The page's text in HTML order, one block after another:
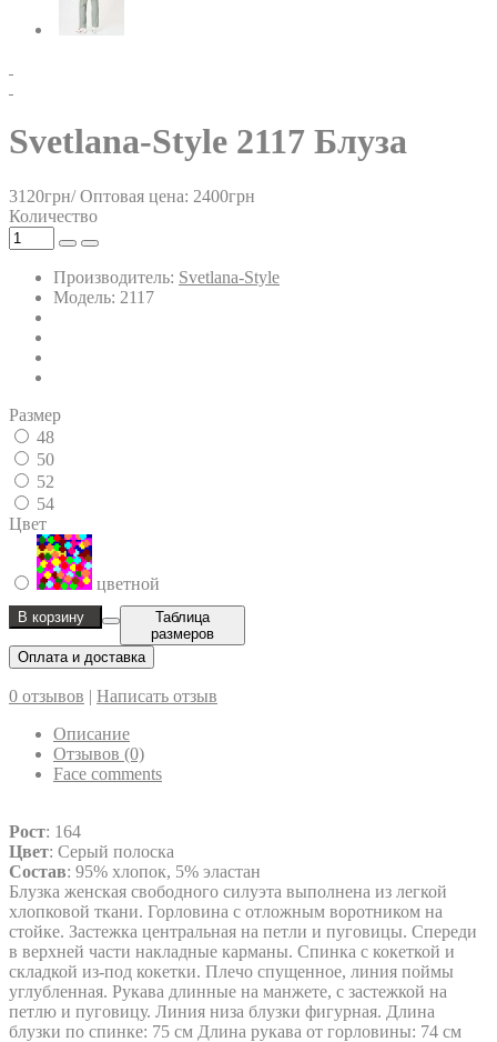
Svetlana-Style 2117 Блуза
3120грн/ Оптовая цена: 2400грн
Количество
Производитель: Svetlana-Style
Модель: 2117
Размер
48
50
52
54
Цвет
цветной
В корзину
Таблица
размеров
Оплата и доставка
0 отзывов | Написать отзыв
Описание
Отзывов (0)
Face comments
Рост: 164
Цвет: Серый полоска
Состав: 95% хлопок, 5% эластан
Блузка женская свободного силуэта выполнена из легкой
хлопковой ткани. Горловина с отложным воротником на
стойке. Застежка центральная на петли и пуговицы. Спереди
в верхней части накладные карманы. Спинка с кокеткой и
складкой из-под кокетки. Плечо спущенное, линия поймы
углубленная. Рукава длинные на манжете, с застежкой на
петлю и пуговицу. Линия низа блузки фигурная. Длина
блузки по спинке: 75 см Длина рукава от горловины: 74 см